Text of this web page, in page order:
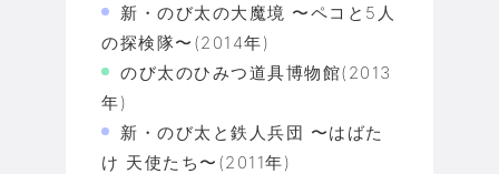
新・のび太の大魔境 〜ペコと5人
の探検隊〜(2014年)
のび太のひみつ道具博物館(2013
年)
新・のび太と鉄人兵団 〜はばた
け 天使たち〜(2011年)